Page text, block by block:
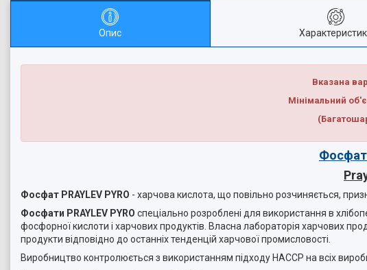
Опис
Вказана
Мінімальний
Фосфат
Фосфат PRAYLEV PYRO - харчова кислота, що повільно розчиняється,
Фосфати PRAYLEV PYRO спеціально розроблені для використання в
фосфорної кислоти і харчових продуктів. Власна лабораторія харчових
продукти відповідно до останніх тенденцій харчової промисловості.
Виробництво контролюється з використанням підходу HACCP на всіх